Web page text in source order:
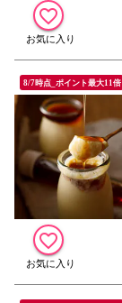
8/7時点_ポイント最大11倍